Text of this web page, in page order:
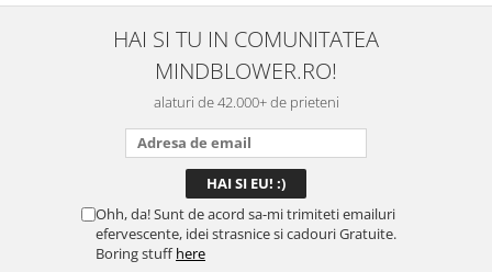
este sigură, fără scurgeri. O
folosesc aproape zilnic la
serviciu și sunt foarte
mulțumită.
HAI SI TU IN COMUNITATEA
MINDBLOWER.RO!
alaturi de 42.000+ de prieteni
Ohh, da! Sunt de acord sa-mi trimiteti emailuri
efervescente, idei strasnice si cadouri Gratuite.
Boring stuffhere